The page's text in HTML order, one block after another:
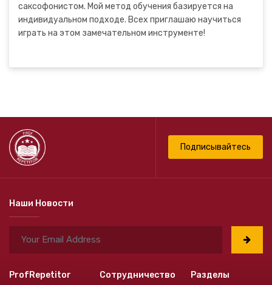
саксофонистом. Мой метод обучения базируется на
индивидуальном подходе. Всех приглашаю научиться
играть на этом замечательном инструменте!
Подписывайтесь
Наши Новости
ProfRepetitor Сотрудничество Разделы